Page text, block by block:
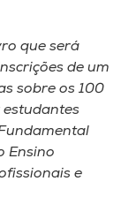
que será
de um
sobre os 100
Ensino
e